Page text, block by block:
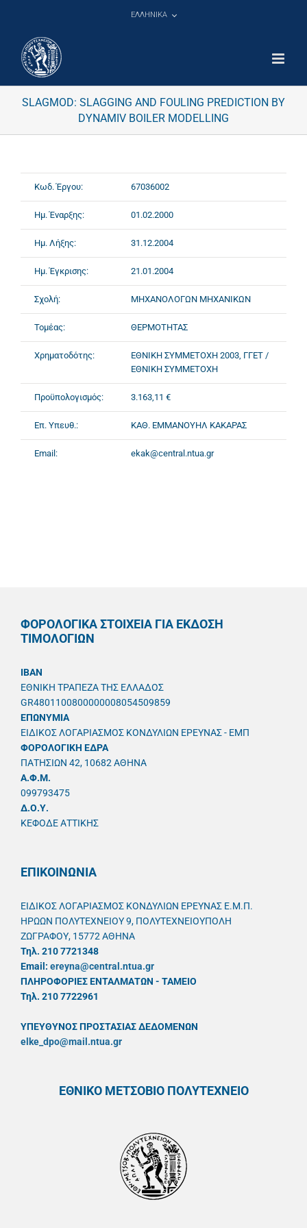
ΕΛΛΗΝΙΚΑ
SLAGMOD: SLAGGING AND FOULING PREDICTION BY
DYNAMIV BOILER MODELLING
Κωδ. Έργου: 67036002
Ημ. Έναρξης: 01.02.2000
Ημ. Λήξης: 31.12.2004
Ημ. Έγκρισης: 21.01.2004
Σχολή: ΜΗΧΑΝΟΛΟΓΩΝ ΜΗΧΑΝΙΚΩΝ
Τομέας: ΘΕΡΜΟΤΗΤΑΣ
Χρηματοδότης:
ΕΘΝΙΚΗ ΣΥΜΜΕΤΟΧΗ 2003, ΓΓΕΤ /
ΕΘΝΙΚΗ ΣΥΜΜΕΤΟΧΗ
Προϋπολογισμός: 3.163,11 €
Επ. Υπευθ.: ΚΑΘ. ΕΜΜΑΝΟΥΗΛ ΚΑΚΑΡΑΣ
Email: ekak@central.ntua.gr
ΦΟΡΟΛΟΓΙΚΑ ΣΤΟΙΧΕΙΑ ΓΙΑ ΕΚΔΟΣΗ
ΤΙΜΟΛΟΓΙΩΝ
IBAN
ΕΘΝΙΚΗ ΤΡΑΠΕΖΑ ΤΗΣ ΕΛΛΑΔΟΣ
GR4801100800000008054509859
ΕΠΩΝΥΜΙΑ
ΕΙΔΙΚΟΣ ΛΟΓΑΡΙΑΣΜΟΣ ΚΟΝΔΥΛΙΩΝ ΕΡΕΥΝΑΣ - ΕΜΠ
ΦΟΡΟΛΟΓΙΚΗ ΕΔΡΑ
ΠΑΤΗΣΙΩΝ 42, 10682 ΑΘΗΝΑ
A.Φ.Μ.
099793475
Δ.Ο.Υ.
ΚΕΦΟΔΕ ΑΤΤΙΚΗΣ
ΕΠΙΚΟΙΝΩΝΙΑ
ΕΙΔΙΚΟΣ ΛΟΓΑΡΙΑΣΜΟΣ ΚΟΝΔΥΛΙΩΝ ΕΡΕΥΝΑΣ Ε.Μ.Π.
ΗΡΩΩΝ ΠΟΛΥΤΕΧΝΕΙΟΥ 9, ΠΟΛΥΤΕΧΝΕΙΟΥΠΟΛΗ
ΖΩΓΡΑΦΟΥ, 15772 ΑΘΗΝΑ
Τηλ. 210 7721348
Email: ereyna@central.ntua.gr
ΠΛΗΡΟΦΟΡΙΕΣ ΕΝΤΑΛΜΑΤΩΝ - ΤΑΜΕΙΟ
Τηλ. 210 7722961
ΥΠΕΥΘYΝΟΣ ΠΡΟΣΤΑΣΙΑΣ ΔΕΔΟΜΕΝΩΝ
elke_dpo@mail.ntua.gr
ΕΘΝΙΚΟ ΜΕΤΣΟΒΙΟ ΠΟΛΥΤΕΧΝΕΙΟ